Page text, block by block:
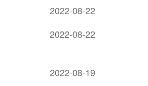
2022-08-22
2022-08-22
2022-08-19